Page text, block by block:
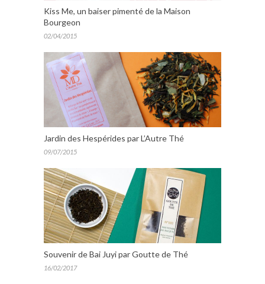
Kiss Me, un baiser pimenté de la Maison
Bourgeon
02/04/2015
Jardin des Hespérides par L’Autre Thé
09/07/2015
Souvenir de Bai Juyi par Goutte de Thé
16/02/2017